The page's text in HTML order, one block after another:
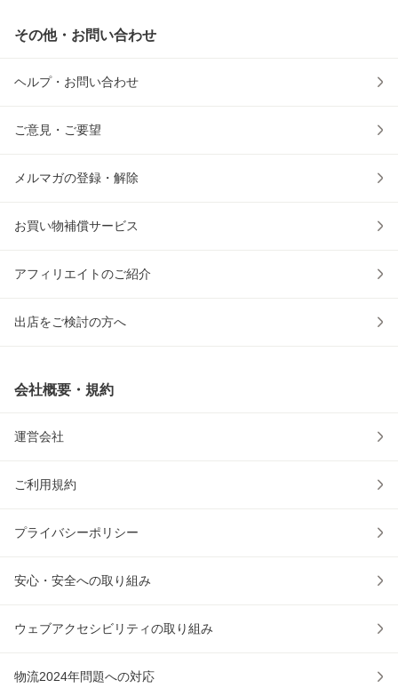
その他・お問い合わせ
ヘルプ・お問い合わせ
ご意見・ご要望
メルマガの登録・解除
お買い物補償サービス
アフィリエイトのご紹介
出店をご検討の方へ
会社概要・規約
運営会社
ご利用規約
プライバシーポリシー
安心・安全への取り組み
ウェブアクセシビリティの取り組み
物流2024年問題への対応